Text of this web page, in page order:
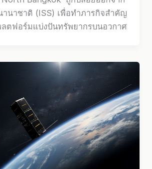
านาชาติ (ISS) เพื่อทำภารกิจสำคัญ
ลตฟอร์มแบ่งปันทรัพยากรบนอวกาศ